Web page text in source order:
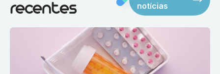
recentes
notícias